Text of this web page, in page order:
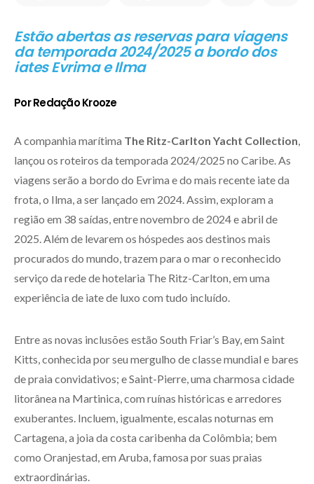
Estão abertas as reservas para viagens
da temporada 2024/2025 a bordo dos
iates Evrima e Ilma
Por Redação Krooze
A companhia marítima The Ritz-Carlton Yacht Collection
lançou os roteiros da temporada 2024/2025 no Caribe. As
viagens serão a bordo do Evrima e do mais recente iate da
frota, o Ilma, a ser lançado em 2024. Assim, exploram a
região em 38 saídas, entre novembro de 2024 e abril de
2025. Além de levarem os hóspedes aos destinos mais
procurados do mundo, trazem para o mar o reconhecido
serviço da rede de hotelaria The Ritz-Carlton, em uma
experiência de iate de luxo com tudo incluído.
Entre as novas inclusões estão South Friar’s Bay, em Saint
Kitts, conhecida por seu mergulho de classe mundial e bares
de praia convidativos; e Saint-Pierre, uma charmosa cidade
litorânea na Martinica, com ruínas históricas e arredores
exuberantes. Incluem, igualmente, escalas noturnas em
Cartagena, a joia da costa caribenha da Colômbia; bem
como Oranjestad, em Aruba, famosa por suas praias
extraordinárias.